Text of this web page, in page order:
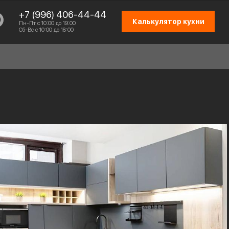
+7 (996) 406-44-44
Пн-Пт с 10:00 до 19:00
Сб-Вс с 10:00 до 18:00
Калькулятор кухни
ОТЗЫВЫ КЛИЕНТОВ
ПРИСОЕДИНИТЬСЯ К КОМАНДЕ
КОНТАКТЫ